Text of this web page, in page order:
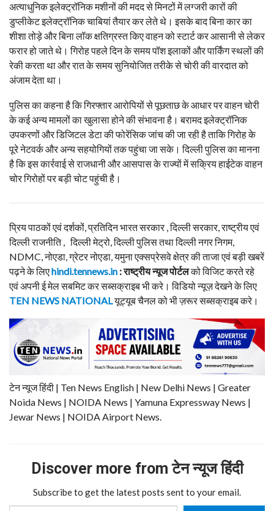
अत्याधुनिक इलेक्ट्रॉनिक मशीनों की मदद से मिनटों में लग्जरी कारों की
डुप्लीकेट इलेक्ट्रॉनिक चाबियां तैयार कर लेते थे। इसके बाद बिना कार का
शीशा तोड़े और बिना लॉक क्षतिग्रस्त किए वाहन को स्टार्ट कर आसानी से लेकर
फरार हो जाते थे। गिरोह पहले दिन के समय पॉश इलाकों और पार्किंग स्थलों की
रेकी करता था और रात के समय सुनियोजित तरीके से चोरी की वारदात को
अंजाम देता था।
पुलिस का कहना है कि गिरफ्तार आरोपियों से पूछताछ के आधार पर वाहन चोरी
के कई अन्य मामलों का खुलासा होने की संभावना है। बरामद इलेक्ट्रॉनिक
उपकरणों और डिजिटल डेटा की फोरेंसिक जांच की जा रही है ताकि गिरोह के
पूरे नेटवर्क और अन्य सहयोगियों तक पहुंचा जा सके। दिल्ली पुलिस का मानना
है कि इस कार्रवाई से राजधानी और आसपास के राज्यों में सक्रिय हाईटेक वाहन
चोर गिरोहों पर बड़ी चोट पहुंची है।
प्रिय पाठकों एवं दर्शकों, प्रतिदिन भारत सरकार , दिल्ली सरकार, राष्ट्रीय एवं
दिल्ली राजनीति , दिल्ली मेट्रो, दिल्ली पुलिस तथा दिल्ली नगर निगम,
NDMC, नोएडा, ग्रेटर नोएडा, यमुना एक्सप्रेसवे क्षेत्र की ताजा एवं बड़ी खबरें
पढ़ने के लिएhindi.tennews.in : राष्ट्रीय न्यूज पोर्टलको विजिट करते रहे
एवं अपनी ई मेल सबमिट कर सब्सक्राइब भी करे। विडियो न्यूज़ देखने के लिए
TEN NEWS NATIONAL यूट्यूब चैनल को भी ज़रूर सब्सक्राइब करे।
टेन न्यूज हिंदी | Ten News English | New Delhi News | Greater
Noida News | NOIDA News | Yamuna Expressway News |
Jewar News | NOIDA Airport News.
Discover more from टेन न्यूज हिंदी
Subscribe to get the latest posts sent to your email.
Type your email…